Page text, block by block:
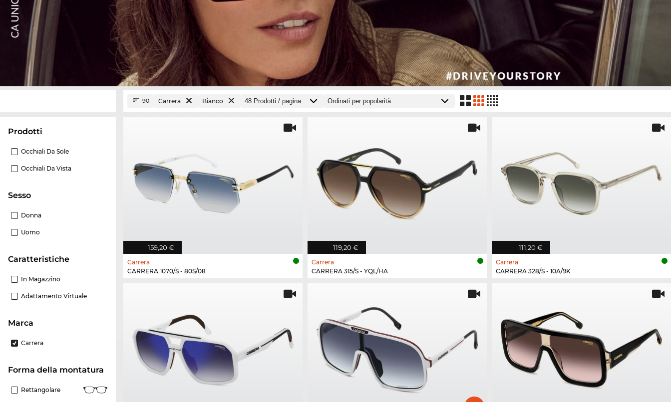
Prodotti
Occhiali Da Sole
Occhiali Da Vista
Sesso
Donna
Uomo
Caratteristiche
In Magazzino
Adattamento Virtuale
Marca
Carrera
forma della montatura
Rettangolare
90 Carrera Bianco
159,20 €
Carrera
CARRERA 1070/S - 80S/08
119,20 €
Carrera
CARRERA 315/S - YQL/HA
111,20 €
Carrera
CARRERA 328/S - 10A/9K